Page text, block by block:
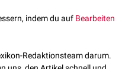
indem du auf Bearbeiten
Redaktionsteam darum.